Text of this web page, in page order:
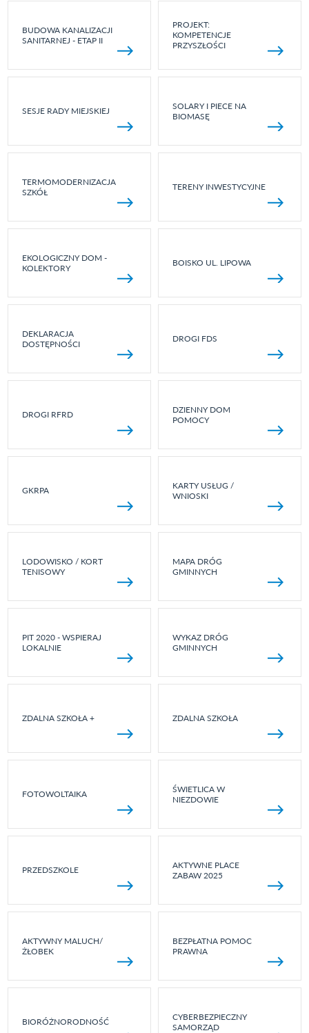
BUDOWA KANALIZACJI
SANITARNEJ - ETAP II
PROJEKT:
KOMPETENCJE
PRZYSZŁOŚCI
SESJE RADY MIEJSKIEJ
SOLARY I PIECE NA
BIOMASĘ
TERMOMODERNIZACJA
SZKÓŁ
TERENY INWESTYCYJNE
EKOLOGICZNY DOM -
KOLEKTORY
BOISKO UL. LIPOWA
DEKLARACJA
DOSTĘPNOŚCI
DROGI FDS
DROGI RFRD
DZIENNY DOM
POMOCY
GKRPA
KARTY USŁUG /
WNIOSKI
LODOWISKO / KORT
TENISOWY
MAPA DRÓG
GMINNYCH
PIT 2020 - WSPIERAJ
LOKALNIE
WYKAZ DRÓG
GMINNYCH
ZDALNA SZKOŁA + ZDALNA SZKOŁA
FOTOWOLTAIKA
ŚWIETLICA W
NIEZDOWIE
PRZEDSZKOLE
AKTYWNE PLACE
ZABAW 2025
AKTYWNY MALUCH/
ŻŁOBEK
BEZPŁATNA POMOC
PRAWNA
BIORÓŻNORODNOŚĆ
CYBERBEZPIECZNY
SAMORZĄD